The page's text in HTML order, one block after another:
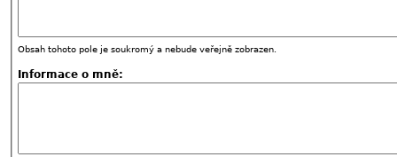
Obsah tohoto pole je soukromý a nebude veřejně zobrazen.
Informace o mně: